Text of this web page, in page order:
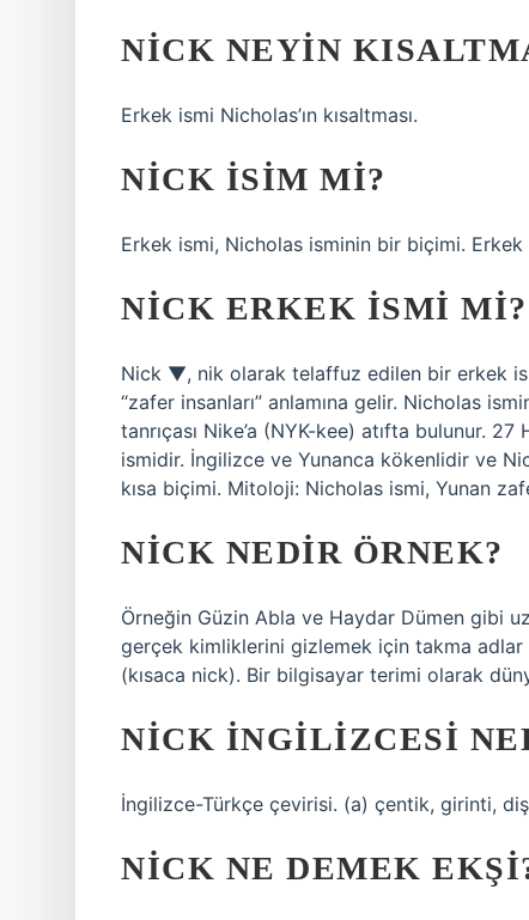
NICK NEYIN
Erkek ismi Nicholas’ın kısaltması.
NICK ISIM MI?
Erkek ismi, Nicholas isminin bir biçimi.
NICK ERKEK ISMI MI?
Nick ▼, nik olarak telaffuz edilen bir erkek
“zafer insanları” anlamına gelir. Nicholas
tanrıçası Nike’a (NYK-kee) atıfta bulunur.
ismidir. İngilizce ve Yunanca kökenlidir ve
kısa biçimi. Mitoloji: Nicholas ismi, Yunan
NICK NEDIR ÖRNEK?
Örneğin Güzin Abla ve Haydar Dümen gibi
gerçek kimliklerini gizlemek için takma adlar
(kısaca nick). Bir bilgisayar terimi olarak
NICK INGILIZCESI
İngilizce-Türkçe çevirisi. (a) çentik, girinti,
NICK NE DEMEK